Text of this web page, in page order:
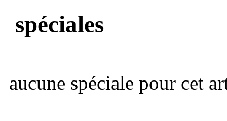
spéciales
aucune spéciale pour cet